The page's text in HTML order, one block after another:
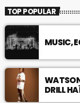
TOP POPULAR
MUSIC,
WATSON G LA NOUVELLE
DRILL